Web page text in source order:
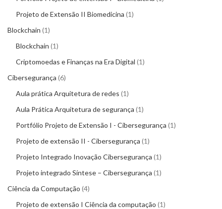
Projeto de Extensão II Biomedicina 1
Blockchain 1
Blockchain 1
Criptomoedas e Finanças na Era Digital 1
Cibersegurança 6
Aula prática Arquitetura de redes 1
Aula Prática Arquitetura de segurança 1
Portfólio Projeto de Extensão I - Cibersegurança 1
Projeto de extensão II - Cibersegurança 1
Projeto Integrado Inovação Cibersegurança 1
Projeto integrado Síntese – Cibersegurança 1
Ciência da Computação 4
Projeto de extensão I Ciência da computação 1